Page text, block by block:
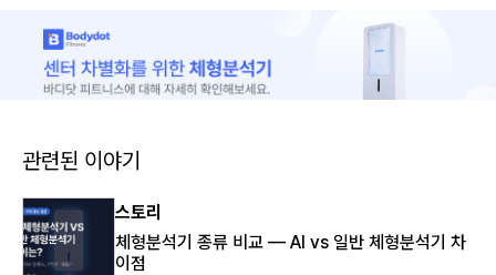
관련된 이야기
스토리
체형분석기 종류 비교 — AI vs 일반 체형분석기 차
이점